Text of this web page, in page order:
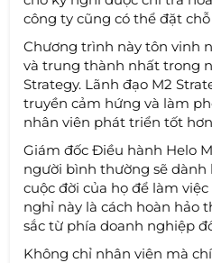
công ty cũng có thể đặt
Chương trình này tôn vinh
và trung thành nhất trong
Strategy. Lãnh đạo M2
truyền cảm hứng và làm
nhân viên phát triển tốt
Giám đốc Điều hành Helo
người bình thường sẽ dành
cuộc đời của họ để làm
nghỉ này là cách hoàn hảo
sắc từ phía doanh nghiệp
Không chỉ nhân viên mà